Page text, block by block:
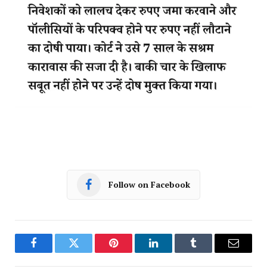
Follow on Facebook
FacebookTwitter Pinterest LinkedInTumblr Email